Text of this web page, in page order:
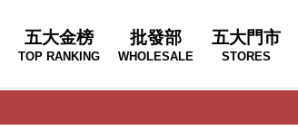
五大金榜
TOP RANKING
批發部
WHOLESALE
五大門市
STORES